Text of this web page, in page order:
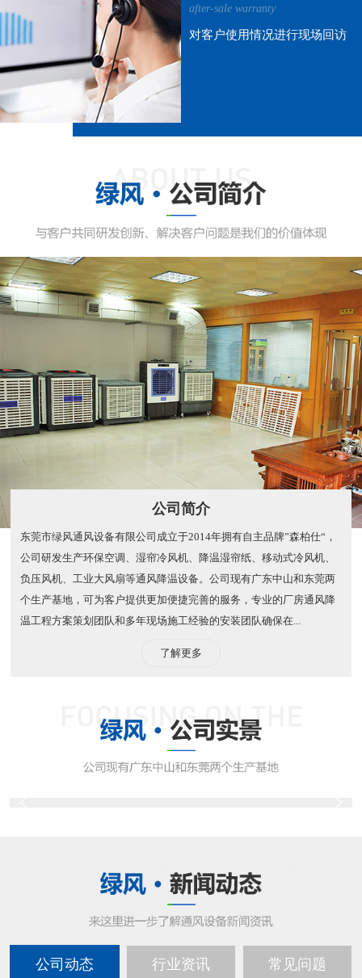
after-sale warranty
对客户使用情况进行现场回访
公司简介
东莞市绿风通风设备有限公司成立于2014年拥有自主品牌”森柏仕“，
公司研发生产环保空调、湿帘冷风机、降温湿帘纸、移动式冷风机、
负压风机、工业大风扇等通风降温设备。公司现有广东中山和东莞两
个生产基地，可为客户提供更加便捷完善的服务，专业的厂房通风降
温工程方案策划团队和多年现场施工经验的安装团队确保在...
了解更多
公司动态 行业资讯 常见问题